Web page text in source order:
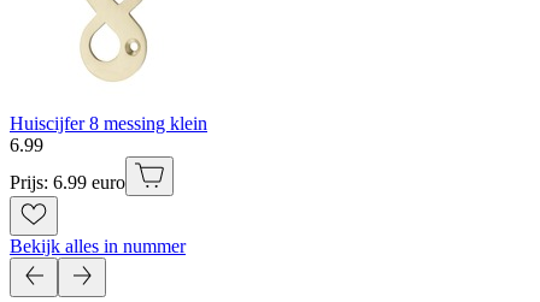
Huiscijfer 8 messing klein
6.99
Prijs: 6.99 euro
Bekijk alles in nummer